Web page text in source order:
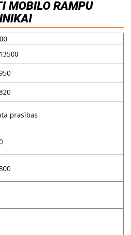
MOBILO RAMPU
prasības